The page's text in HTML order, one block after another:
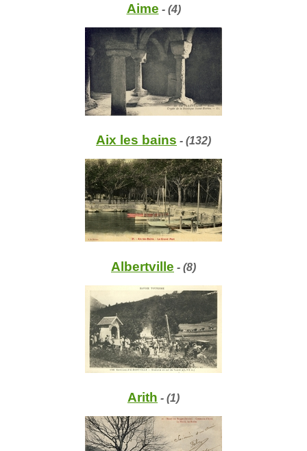
Aime - (4)
Aix les bains - (132)
Albertville - (8)
Arith - (1)